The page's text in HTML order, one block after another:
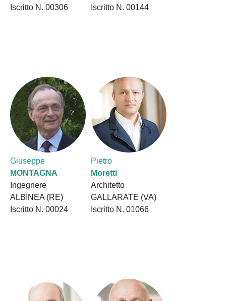
Iscritto N. 00306
Iscritto N. 00144
Giuseppe
MONTAGNA
Ingegnere
ALBINEA (RE)
Iscritto N. 00024
Pietro
Moretti
Architetto
GALLARATE (VA)
Iscritto N. 01066